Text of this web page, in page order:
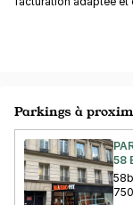
Parkings à
58